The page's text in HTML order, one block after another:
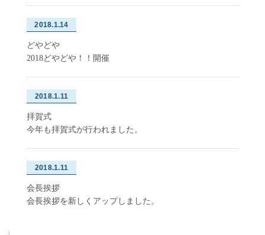
2018.1.14
どやどや
2018どやどや！！開催
2018.1.11
拝賀式
今年も拝賀式が行われました。
2018.1.11
会長挨拶
会長挨拶を新しくアップしました。